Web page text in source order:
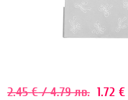
2.45€/ 4.79 лв. 1.72 €